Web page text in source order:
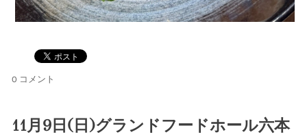
0 コメント
11月9日(日)グランドフードホール六本